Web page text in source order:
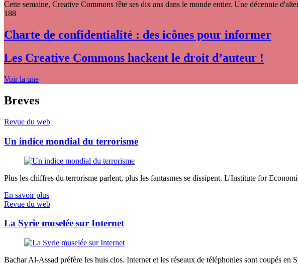
Cette semaine, Creative Commons fête ses dix ans dans le monde entier. Une décennie
188
Charte de confidentialité : des icônes pour informer
Les Creative Commons hackent le droit d’auteur !
Voir la une
Breves
Revue du web
Un indice mondial du terrorisme
Plus les chiffres du terrorisme parlent, plus les fantasmes se dissipent. L'Institute for
En savoir plus
Revue du web
La Syrie muselée sur Internet
Bachar Al-Assad préfère les huis clos. Internet et les réseaux de téléphonies sont coupés en